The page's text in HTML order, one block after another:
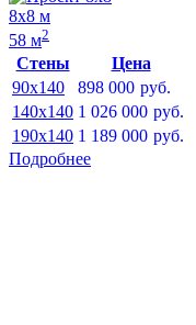
8х8 м
58 м2
Стены
Цена
90x140
898 000 руб.
140x140 1 026 000 руб.
190x140 1 189 000 руб.
Подробнее